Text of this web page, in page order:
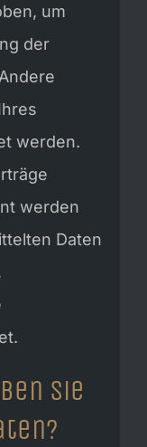
um
der
werden.
werden
Daten
Sie